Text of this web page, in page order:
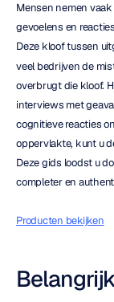
Mensen nemen
gevoelens en
Deze kloof tussen
veel bedrijven de
overbrugt die kloof.
interviews met
cognitieve reacties
oppervlakte, kunt u
Deze gids loodst u
completer en
Producten bekijken